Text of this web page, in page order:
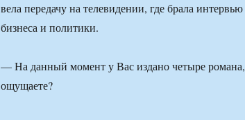
вела передачу на телевидении, где брала
бизнеса и политики.
— На данный момент у Вас издано четыре романа,
ощущаете?